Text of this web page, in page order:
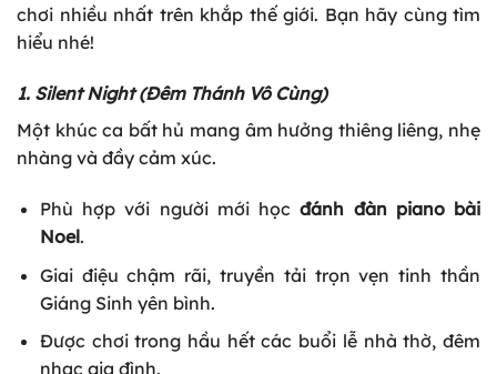
chơi nhiều nhất trên khắp thế giới. Bạn hãy cùng tìm
hiểu nhé!
1. Silent Night (Đêm Thánh Vô Cùng)
Một khúc ca bất hủ mang âm hưởng thiêng liêng, nhẹ
nhàng và đầy cảm xúc.
Phù hợp với người mới họcđánh đàn piano bài
Noel.
Giai điệu chậm rãi, truyền tải trọn vẹn tinh thần
Giáng Sinh yên bình.
Được chơi trong hầu hết các buổi lễ nhà thờ, đêm
nhạc gia đình.